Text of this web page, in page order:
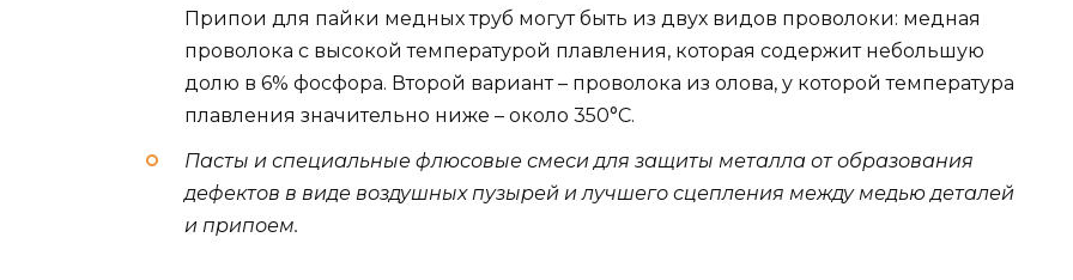
Припои для пайки медных труб могут быть из двух видов проволоки: медная
проволока с высокой температурой плавления, которая содержит небольшую
долю в 6% фосфора. Второй вариант – проволока из олова, у которой температура
плавления значительно ниже – около 350°С.
Пасты и специальные флюсовые смеси для защиты металла от образования
дефектов в виде воздушных пузырей и лучшего сцепления между медью деталей
и припоем.